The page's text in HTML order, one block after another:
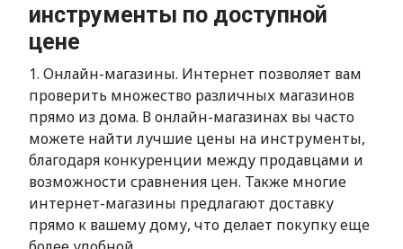
инструменты по доступной
цене
1. Онлайн-магазины. Интернет позволяет вам
проверить множество различных магазинов
прямо из дома. В онлайн-магазинах вы часто
можете найти лучшие цены на инструменты,
благодаря конкуренции между продавцами и
возможности сравнения цен. Также многие
интернет-магазины предлагают доставку
прямо к вашему дому, что делает покупку еще